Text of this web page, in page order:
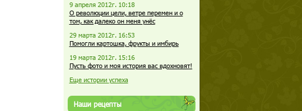
9 апреля 2012г. 10:18
О революции цели, ветре перемен и о
том, как далеко он меня унёс
29 марта 2012г. 16:53
Помогли картошка, фрукты и имбирь
19 марта 2012г. 15:16
Пусть фото и моя история вас вдохновят!
Еще истории успеха
Наши рецепты